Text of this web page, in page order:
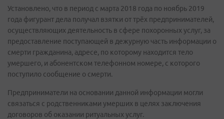
Установлено, что в период с марта 2018 года по ноябрь 2019
года фигурант дела получал взятки от трёх предпринимателей,
осуществляющих деятельность в сфере похоронных услуг, за
предоставление поступающей в дежурную часть информации о
смерти гражданина, адресе, по которому находится тело
умершего, и абонентском телефонном номере, с которого
поступило сообщение о смерти.
Предприниматели на основании данной информации могли
связаться с родственниками умерших в целях заключения
договоров об оказании ритуальных услуг.